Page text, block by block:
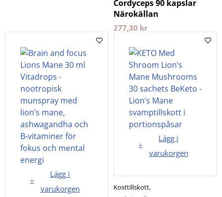
Cordyceps 90 kapslar
Närokällan
277,30 kr
Lägg i
varukorgen
Lägg i
varukorgen
Kosttillskott,